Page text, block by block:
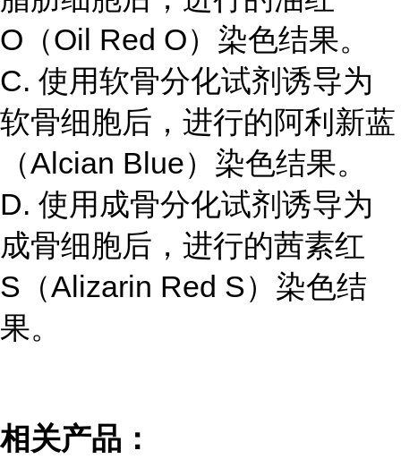
O（Oil Red O）染色结果。
C. 使用软骨分化试剂诱导为
软骨细胞后，进行的阿利新蓝
（Alcian Blue）染色结果。
D. 使用成骨分化试剂诱导为
成骨细胞后，进行的茜素红
S（Alizarin Red S）染色结
果。
相关产品：